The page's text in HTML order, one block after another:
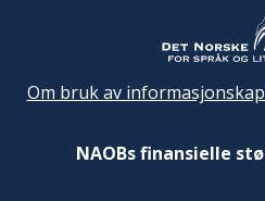
Om bruk av
NAOBs finansielle